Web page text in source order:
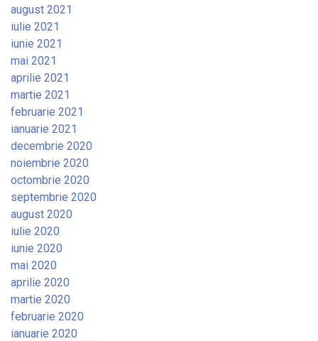
august 2021
iulie 2021
iunie 2021
mai 2021
aprilie 2021
martie 2021
februarie 2021
ianuarie 2021
decembrie 2020
noiembrie 2020
octombrie 2020
septembrie 2020
august 2020
iulie 2020
iunie 2020
mai 2020
aprilie 2020
martie 2020
februarie 2020
ianuarie 2020